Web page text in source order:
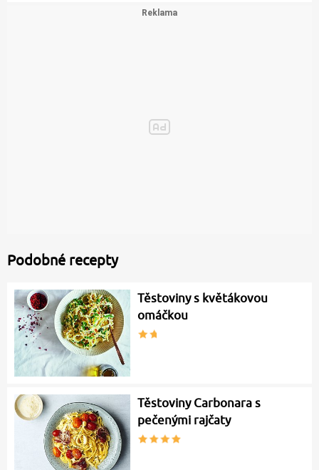
Podobné recepty
Těstoviny s květákovou
omáčkou
Těstoviny Carbonara s
pečenými rajčaty